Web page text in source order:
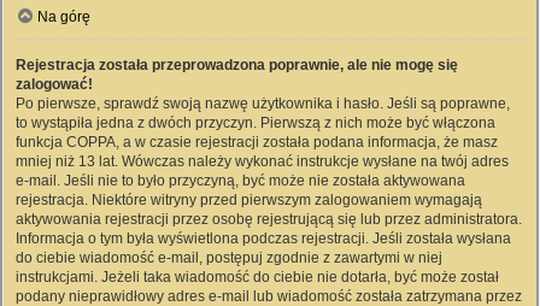
Na górę
Rejestracja została przeprowadzona poprawnie, ale nie mogę się
zalogować!
Po pierwsze, sprawdź swoją nazwę użytkownika i hasło. Jeśli są poprawne,
to wystąpiła jedna z dwóch przyczyn. Pierwszą z nich może być włączona
funkcja COPPA, a w czasie rejestracji została podana informacja, że masz
mniej niż 13 lat. Wówczas należy wykonać instrukcje wysłane na twój adres
e-mail. Jeśli nie to było przyczyną, być może nie została aktywowana
rejestracja. Niektóre witryny przed pierwszym zalogowaniem wymagają
aktywowania rejestracji przez osobę rejestrującą się lub przez administratora.
Informacja o tym była wyświetlona podczas rejestracji. Jeśli została wysłana
do ciebie wiadomość e-mail, postępuj zgodnie z zawartymi w niej
instrukcjami. Jeżeli taka wiadomość do ciebie nie dotarła, być może został
podany nieprawidłowy adres e-mail lub wiadomość została zatrzymana przez